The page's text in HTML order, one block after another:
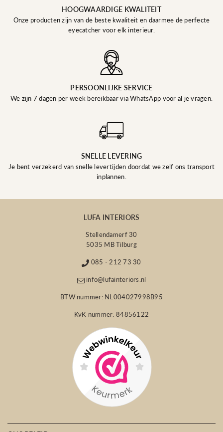
HOOGWAARDIGE KWALITEIT
Onze producten zijn van de beste kwaliteit en daarmee de perfecte
eyecatcher voor elk interieur.
PERSOONLIJKE SERVICE
We zijn 7 dagen per week bereikbaar via WhatsApp voor al je vragen.
SNELLE LEVERING
Je bent verzekerd van snelle levertijden doordat we zelf ons transport
inplannen.
LUFA INTERIORS
Stellendamerf 30
5035 MB Tilburg
085 - 212 73 30
info@lufainteriors.nl
BTW nummer: NL004027998B95
KvK nummer: 84856122